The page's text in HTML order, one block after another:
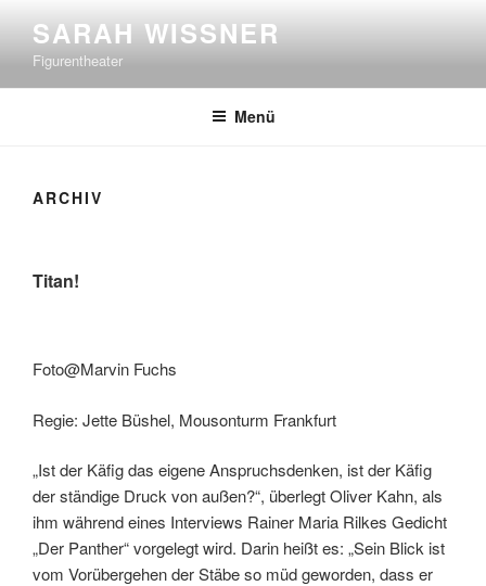
Inhalt
springen
SARAH WISSNER
Figurentheater
Menü
ARCHIV
Titan!
Foto@Marvin Fuchs
Regie: Jette Büshel, Mousonturm Frankfurt
„Ist der Käfig das eigene Anspruchsdenken, ist der Käfig
der ständige Druck von außen?“, überlegt Oliver Kahn, als
ihm während eines Interviews Rainer Maria Rilkes Gedicht
„Der Panther“ vorgelegt wird. Darin heißt es: „Sein Blick ist
vom Vorübergehen der Stäbe so müd geworden, dass er